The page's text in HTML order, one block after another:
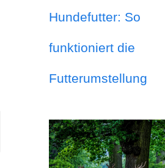
Hundefutter: So
funktioniert die
Futterumstellung